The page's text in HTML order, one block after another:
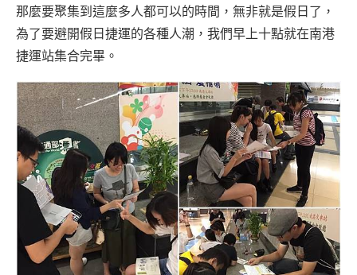
那麼要聚集到這麼多人都可以的時間，無非就是假日了，
為了要避開假日捷運的各種人潮，我們早上十點就在南港
捷運站集合完畢。